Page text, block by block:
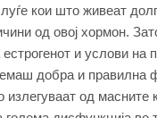
кои што живеат
од овој хормон.
и услови на
добра и правилна
излегуваат од масните